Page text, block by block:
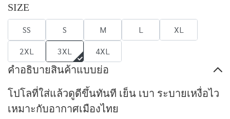
SIZE
SS S M L
XL
2XL
3XL 4XL
คำอธิบายสินค้าแบบย่อ
โปโลที่ใส่แล้วดูดีขึ้นทันที เย็น เบา ระบายเหงื่อไว
เหมาะกับอากาศเมืองไทย